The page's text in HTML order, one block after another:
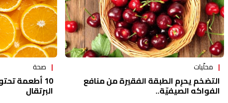
منوعات
محلّيات
التضخم يحرِم الطبقة الفقيرة من منافع
الفواكه الصيفيّة..
صحة
البرتقال